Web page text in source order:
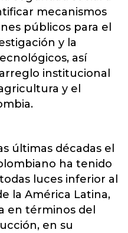
mecanismos
públicos para el
y la
así
institucional
y el
últimas décadas el
ha tenido
luces inferior al
la América Latina,
en términos del
en su